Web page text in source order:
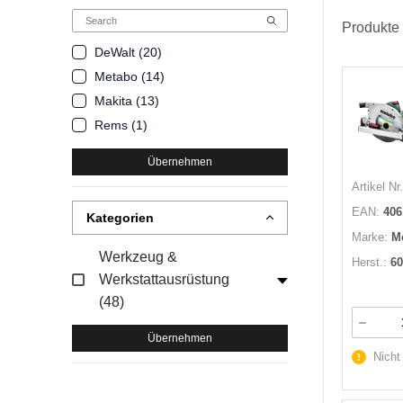
DeWalt (20)
Metabo (14)
Makita (13)
Rems (1)
Übernehmen
Kategorien
Werkzeug &
Werkstattausrüstung
(48)
Übernehmen
Artikel
EAN:
Marke:
Herst.: